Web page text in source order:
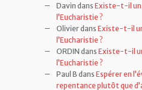
Davin dans Existe-t-il un
l’Eucharistie ?
Olivierdans Existe-t-il
l’Eucharistie ?
ORDIN dans Existe-t-il
l’Eucharistie ?
Paul B dans Espérer en
repentance plutôt que